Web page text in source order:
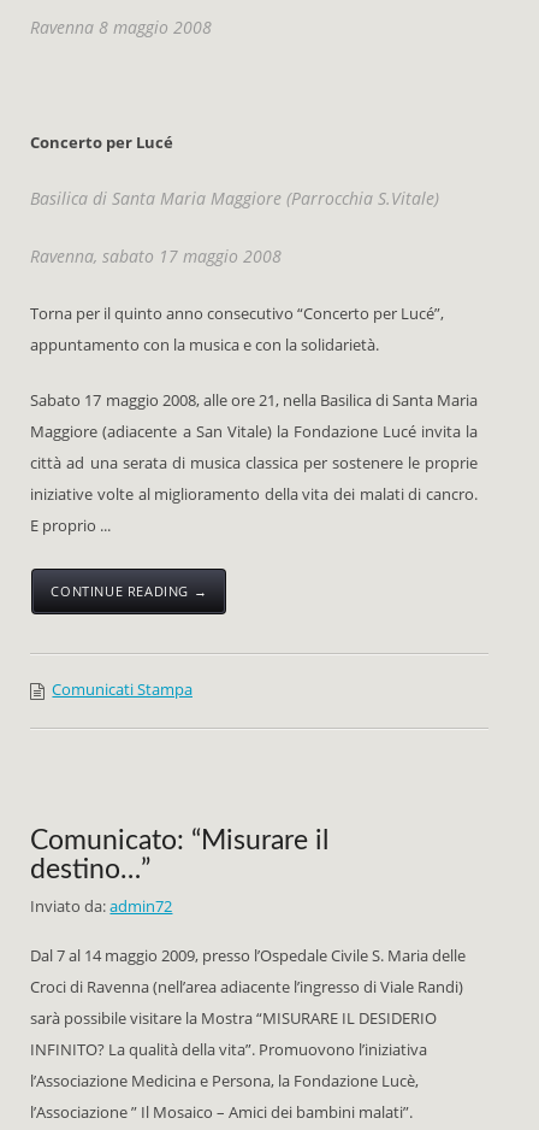
Ravenna 8 maggio 2008
Concerto per Lucé
Basilica di Santa Maria Maggiore (Parrocchia S.Vitale)
Ravenna, sabato 17 maggio 2008
Torna per il quinto anno consecutivo “Concerto per Lucé”,
appuntamento con la musica e con la solidarietà.
Sabato 17 maggio 2008, alle ore 21, nella Basilica di Santa Maria
Maggiore (adiacente a San Vitale) la Fondazione Lucé invita la
città ad una serata di musica classica per sostenere le proprie
iniziative volte al miglioramento della vita dei malati di cancro.
E proprio ...
CONTINUE READING →
Comunicati Stampa
Comunicato: “Misurare il
destino…”
Inviato da:admin72
Dal 7 al 14 maggio 2009, presso l’Ospedale Civile S. Maria delle
Croci di Ravenna (nell’areaadiacente l’ingresso di Viale Randi)
sarà possibile visitare la Mostra “MISURARE IL DESIDERIO
INFINITO? La qualità della vita”. Promuovono l’iniziativa
l’Associazione Medicina e Persona, la Fondazione Lucè,
l’Associazione ” Il Mosaico – Amici dei bambini malati”.